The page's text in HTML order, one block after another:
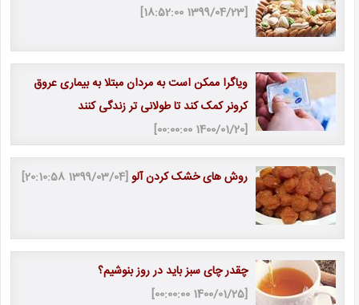
[1399/04/23 18:52:00]
ویاگرا ممکن است به مردان مبتلا به بیماری عروق
کرونر کمک کند تا طولانی تر زندگی کنند
[1400/01/20 00:00:00]
روش های خشک کردن آلو[1399/03/04 20:10:58]
چقدر چای سبز باید در روز بنوشیم؟
[1400/01/25 00:00:00]